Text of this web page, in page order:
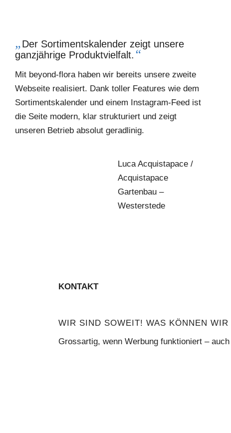
„Der Sortimentskalender zeigt unsere
ganzjährige Produktvielfalt. “
Mit beyond-flora haben wir bereits unsere zweite
Webseite realisiert. Dank toller Features wie dem
Sortimentskalender und einem Instagram-Feed ist
die Seite modern, klar strukturiert und zeigt
unseren Betrieb absolut geradlinig.
Luca Acquistapace /
Acquistapace
Gartenbau –
Westerstede
KONTAKT
WIR SIND SOWEIT! WAS KÖNNEN
Grossartig, wenn Werbung funktioniert –